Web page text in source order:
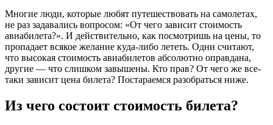
Многие люди, которые любят путешествовать на самолетах,
не раз задавались вопросом: «От чего зависит стоимость
авиабилета?». И действительно, как посмотришь на цены, то
пропадает всякое желание куда-либо лететь. Одни считают,
что высокая стоимость авиабилетов абсолютно оправдана,
другие — что слишком завышены. Кто прав? От чего же все-
таки зависит цена билета? Постараемся разобраться ниже.
Из чего состоит стоимость билета?